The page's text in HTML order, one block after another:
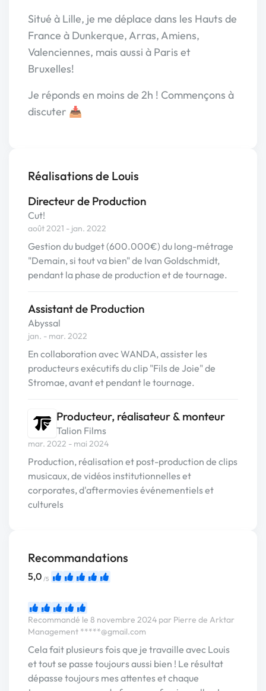
Situé à Lille, je me déplace dans les Hauts de
France à Dunkerque, Arras, Amiens,
Valenciennes, mais aussi à Paris et
Bruxelles!
Je réponds en moins de 2h ! Commençons à
discuter 📥
Réalisations de Louis
Directeur de Production
Cut!
août 2021 - jan. 2022
Gestion du budget (600.000€) du long-métrage
"Demain, si tout va bien" de Ivan Goldschmidt,
pendant la phase de production et de tournage.
Assistant de Production
Abyssal
jan. - mar. 2022
En collaboration avec WANDA, assister les
producteurs exécutifs du clip "Fils de Joie" de
Stromae, avant et pendant le tournage.
Producteur, réalisateur & monteur
Talion Films
mar. 2022 - mai 2024
Production, réalisation et post-production de clips
musicaux, de vidéos institutionnelles et
corporates, d'aftermovies événementiels et
culturels
Recommandations
5,0 /5
Recommandé le 8 novembre 2024 par Pierre de Arktar
Management *****@gmail.com
Cela fait plusieurs fois que je travaille avec Louis
et tout se passe toujours aussi bien ! Le résultat
dépasse toujours mes attentes et chaque